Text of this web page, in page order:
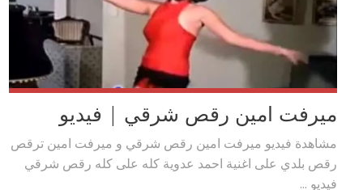
ميرفت امين رقص شرقي | فيديو
مشاهدة فيديو ميرفت امين رقص شرقي و ميرفت امين ترقص
رقص بلدي على اغنية احمد عدوية كله على كله رقص شرقي
فيديو ...